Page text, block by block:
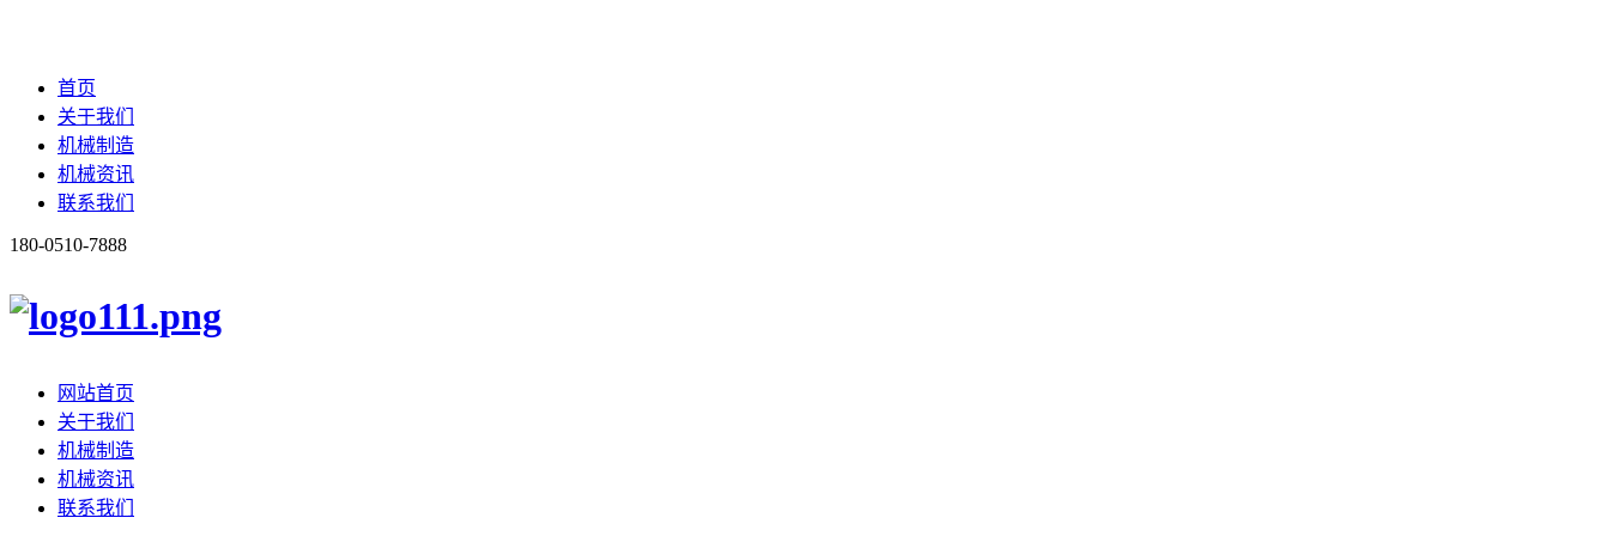
首页
关于我们
机械制造
机械资讯
联系我们
180-0510-7888
网站首页
关于我们
机械制造
机械资讯
联系我们